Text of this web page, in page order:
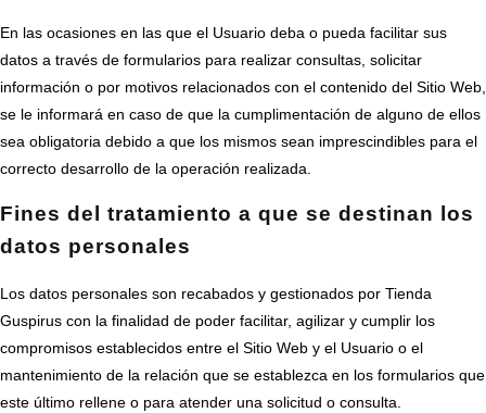
En las ocasiones en las que el Usuario deba o pueda facilitar sus
datos a través de formularios para realizar consultas, solicitar
información o por motivos relacionados con el contenido del Sitio Web,
se le informará en caso de que la cumplimentación de alguno de ellos
sea obligatoria debido a que los mismos sean imprescindibles para el
correcto desarrollo de la operación realizada.
Fines del tratamiento a que se destinan los
datos personales
Los datos personales son recabados y gestionados por Tienda
Guspirus con la finalidad de poder facilitar, agilizar y cumplir los
compromisos establecidos entre el Sitio Web y el Usuario o el
mantenimiento de la relación que se establezca en los formularios que
este último rellene o para atender una solicitud o consulta.